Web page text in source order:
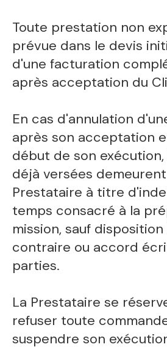
Toute prestation non
prévue dans le devis
d'une facturation
après acceptation du
En cas d'annulation
après son acceptation
début de son exécution,
déjà versées
Prestataire à titre
temps consacré à la
mission, sauf disposition
contraire ou accord
parties.
La Prestataire se
refuser toute
suspendre son